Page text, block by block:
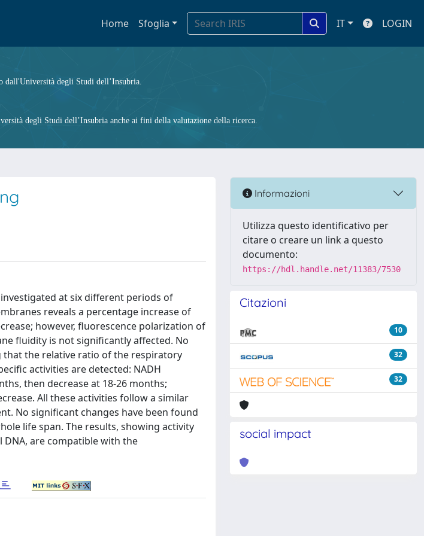
Home Sfoglia IT LOGIN
dall'Università degli Studi dell’Insubria.
degli Studi dell’Insubria anche ai fini della valutazione della ricerca.
at six different periods of
reveals a percentage increase of
however, fluorescence polarization of
fluidity is not significantly affected. No
the relative ratio of the respiratory
activities are detected: NADH
then decrease at 18-26 months;
All these activities follow a similar
No significant changes have been found
life span. The results, showing activity
are compatible with the
Informazioni
Utilizza questo identificativo per
citare o creare un link a questo
documento:
https://hdl.handle.net/11383/7530
Citazioni
10
32
32
social impact